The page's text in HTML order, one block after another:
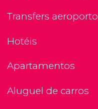
Transfers aeroporto
Hotéis
Apartamentos
Aluguel de carros